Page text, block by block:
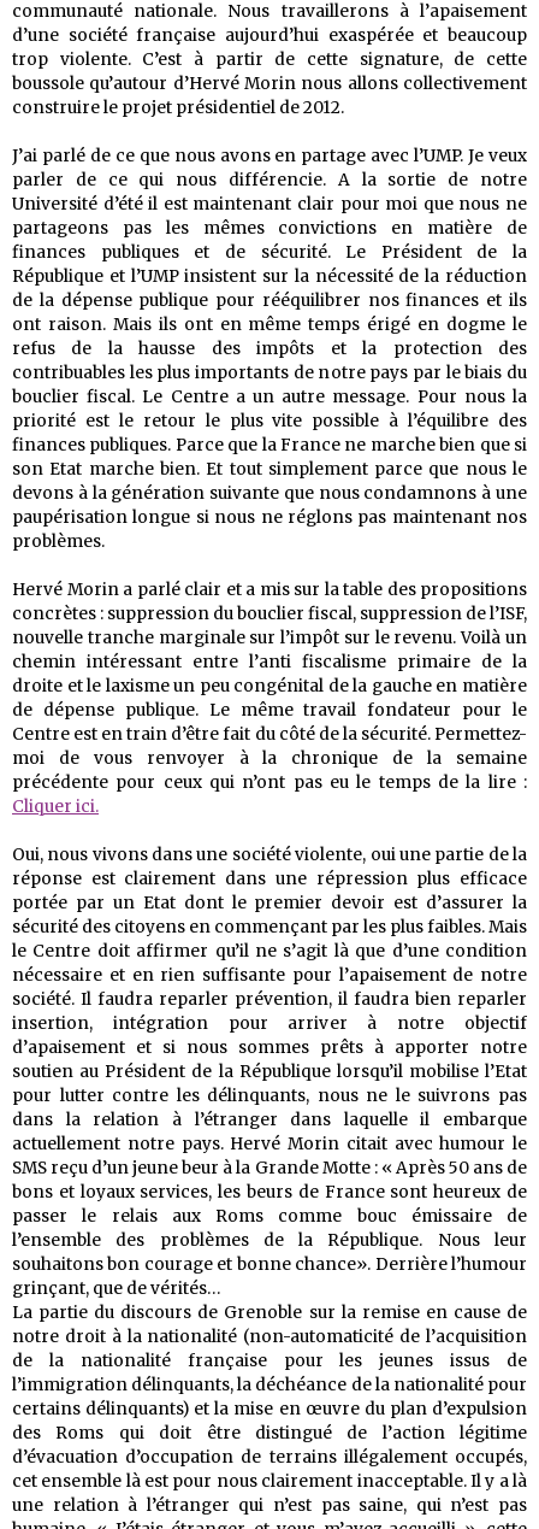
communauté nationale. Nous travaillerons à l’apaisement
d’une société française aujourd’hui exaspérée et beaucoup
trop violente. C’est à partir de cette signature, de cette
boussole qu’autour d’Hervé Morin nous allons collectivement
construire le projet présidentiel de 2012.
J’ai parlé de ce que nous avons en partage avec l’UMP. Je veux
parler de ce qui nous différencie. A la sortie de notre
Université d’été il est maintenant clair pour moi que nous ne
partageons pas les mêmes convictions en matière de
finances publiques et de sécurité. Le Président de la
République et l’UMP insistent sur la nécessité de la réduction
de la dépense publique pour rééquilibrer nos finances et ils
ont raison. Mais ils ont en même temps érigé en dogme le
refus de la hausse des impôts et la protection des
contribuables les plus importants de notre pays par le biais du
bouclier fiscal. Le Centre a un autre message. Pour nous la
priorité est le retour le plus vite possible à l’équilibre des
finances publiques. Parce que la France ne marche bien que si
son Etat marche bien. Et tout simplement parce que nous le
devons à la génération suivante que nous condamnons à une
paupérisation longue si nous ne réglons pas maintenant nos
problèmes.
Hervé Morin a parlé clair et a mis sur la table des propositions
concrètes : suppression du bouclier fiscal, suppression de l’ISF,
nouvelle tranche marginale sur l’impôt sur le revenu. Voilà un
chemin intéressant entre l’anti fiscalisme primaire de la
droite et le laxisme un peu congénital de la gauche en matière
de dépense publique. Le même travail fondateur pour le
Centre est en train d’être fait du côté de la sécurité. Permettez-
moi de vous renvoyer à la chronique de la semaine
précédente pour ceux qui n’ont pas eu le temps de la lire :
Cliquer ici.
Oui, nous vivons dans une société violente, oui une partie de la
réponse est clairement dans une répression plus efficace
portée par un Etat dont le premier devoir est d’assurer la
sécurité des citoyens en commençant par les plus faibles. Mais
le Centre doit affirmer qu’il ne s’agit là que d’une condition
nécessaire et en rien suffisante pour l’apaisement de notre
société. Il faudra reparler prévention, il faudra bien reparler
insertion, intégration pour arriver à notre objectif
d’apaisement et si nous sommes prêts à apporter notre
soutien au Président de la République lorsqu’il mobilise l’Etat
pour lutter contre les délinquants, nous ne le suivrons pas
dans la relation à l’étranger dans laquelle il embarque
actuellement notre pays. Hervé Morin citait avec humour le
SMS reçu d’un jeune beur à la Grande Motte : « Après 50 ans de
bons et loyaux services, les beurs de France sont heureux de
passer le relais aux Roms comme bouc émissaire de
l’ensemble des problèmes de la République. Nous leur
souhaitons bon courage et bonne chance». Derrière l’humour
grinçant, que de vérités…
La partie du discours de Grenoble sur la remise en cause de
notre droit à la nationalité (non-automaticité de l’acquisition
de la nationalité française pour les jeunes issus de
l’immigration délinquants, la déchéance de la nationalité pour
certains délinquants) et la mise en œuvre du plan d’expulsion
des Roms qui doit être distingué de l’action légitime
d’évacuation d’occupation de terrains illégalement occupés,
cet ensemble là est pour nous clairement inacceptable. Il y a là
une relation à l’étranger qui n’est pas saine, qui n’est pas